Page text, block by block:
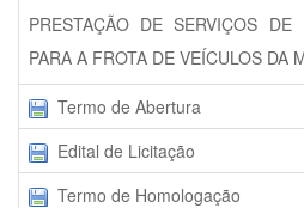
PRESTAÇÃO DE SERVIÇOS DE
PARA A FROTA DE VEÍCULOS DA
Termo de Abertura
Edital de Licitação
Termo de Homologação